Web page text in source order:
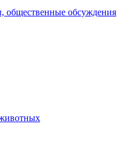
общественные обсуждения